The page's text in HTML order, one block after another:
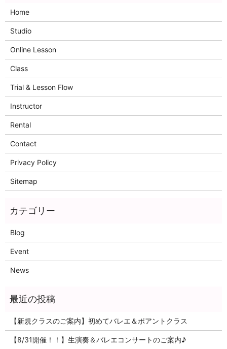
Home
Studio
Online Lesson
Class
Trial & Lesson Flow
Instructor
Rental
Contact
Privacy Policy
Sitemap
Blog
Event
News
【新規クラスのご案内】初めてバレエ＆ポアントクラス
【8/31開催！！】生演奏＆バレエコンサートのご案内♪